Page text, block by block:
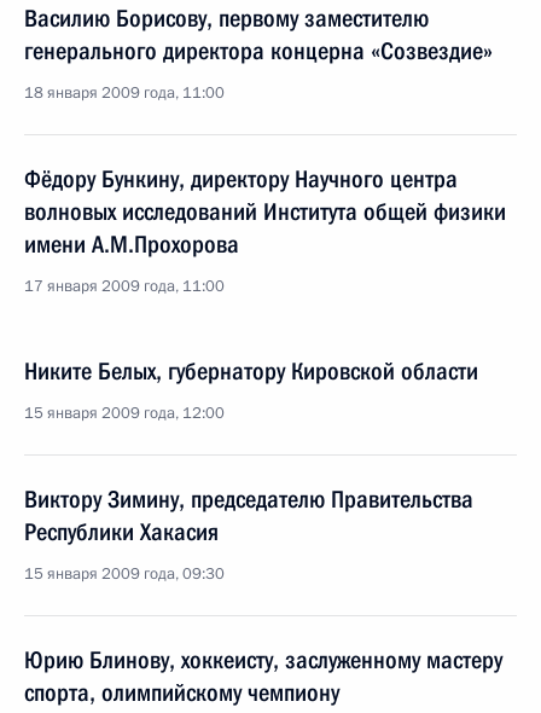
Василию Борисову, первому заместителю
генерального директора концерна «Созвездие»
18 января 2009 года, 11:00
Фёдору Бункину, директору Научного центра
волновых исследований Института общей физики
имени А.М.Прохорова
17 января 2009 года, 11:00
Никите Белых, губернатору Кировской области
15 января 2009 года, 12:00
Виктору Зимину, председателю Правительства
Республики Хакасия
15 января 2009 года, 09:30
Юрию Блинову, хоккеисту, заслуженному мастеру
спорта, олимпийскому чемпиону